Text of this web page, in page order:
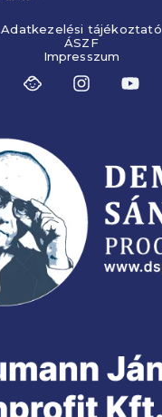
Adatkezelési tájékoztató
ÁSZF
Impresszum